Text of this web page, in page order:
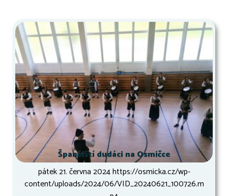
Španělští dudáci na Osmičce
pátek 21. června 2024 https://osmicka.cz/wp-
content/uploads/2024/06/VID_20240621_100726.m